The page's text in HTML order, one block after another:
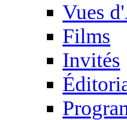
Vues
Films
Invités